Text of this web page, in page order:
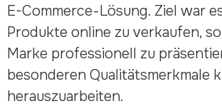
E-Commerce-Lösung. Ziel war
Produkte online zu verkaufen,
Marke professionell zu
besonderen Qualitätsmerkmale
herauszuarbeiten.